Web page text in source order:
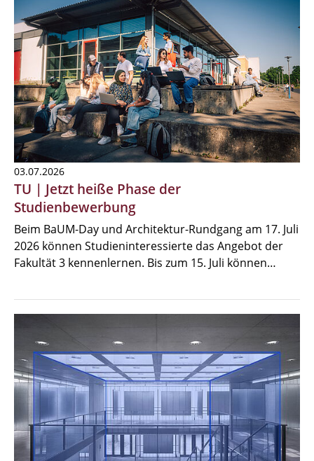
03.07.2026
TU | Jetzt heiße Phase der
Studienbewerbung
Beim BaUM-Day und Architektur-Rundgang am 17. Juli
2026 können Studieninteressierte das Angebot der
Fakultät 3 kennenlernen. Bis zum 15. Juli können…